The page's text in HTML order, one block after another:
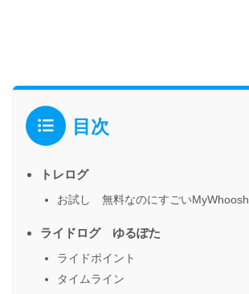
目次
トレログ
お試し 無料なのにすごいMyWhoosh
ライドログ ゆるぽた
ライドポイント
タイムライン